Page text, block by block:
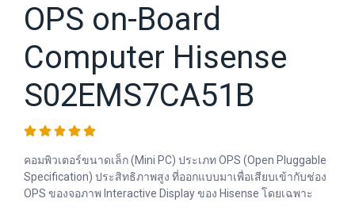
OPS on-Board
Computer Hisense
S02EMS7CA51B
คอมพิวเตอร์ขนาดเล็ก (Mini PC) ประเภท OPS (Open Pluggable
Specification) ประสิทธิภาพสูง ที่ออกแบบมาเพื่อเสียบเข้ากับช่อง
OPS ของจอภาพ Interactive Display ของ Hisense โดยเฉพาะ